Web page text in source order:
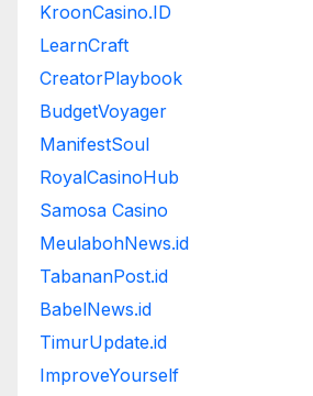
KroonCasino.ID
LearnCraft
CreatorPlaybook
BudgetVoyager
ManifestSoul
RoyalCasinoHub
Samosa Casino
MeulabohNews.id
TabananPost.id
BabelNews.id
TimurUpdate.id
ImproveYourself